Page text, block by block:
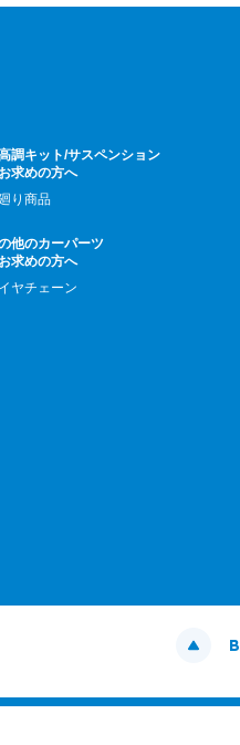
調キット/サスペンション
求めの方へ
り商品
他のカーパーツ
求めの方へ
ヤチェーン